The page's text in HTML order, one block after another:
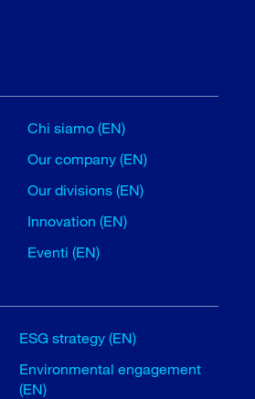
Chi siamo (EN)
Our company (EN)
Our divisions (EN)
Innovation (EN)
Eventi (EN)
ESG strategy (EN)
Environmental engagement
(EN)